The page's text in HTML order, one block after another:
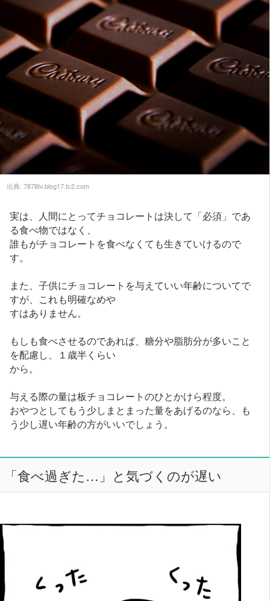
出典: 7878tv.blog17.fc2.com
実は、人間にとってチョコレートは決して「必須」であ
る食べ物ではなく、
誰もがチョコレートを食べなくても生きていけるので
す。
また、子供にチョコレートを与えていい年齢についてで
すが、これも明確なめや
すはありません。
もしも食べさせるのであれば、糖分や脂肪分が多いこと
を配慮し、１歳半くらい
から。
与える際の量は板チョコレートのひとかけら程度。
おやつとしてもう少しまとまった量をあげるのなら、も
う少し遅い年齢の方がいいでしょう。
「食べ過ぎた…」と気づくのが遅い